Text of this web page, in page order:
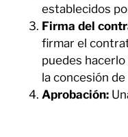
establecidos
Firma del
firmar el
puedes
la concesión de
Aprobación: